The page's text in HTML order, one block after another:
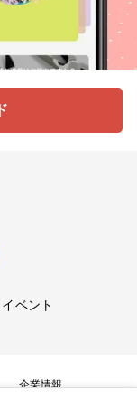
イベント
企業情報